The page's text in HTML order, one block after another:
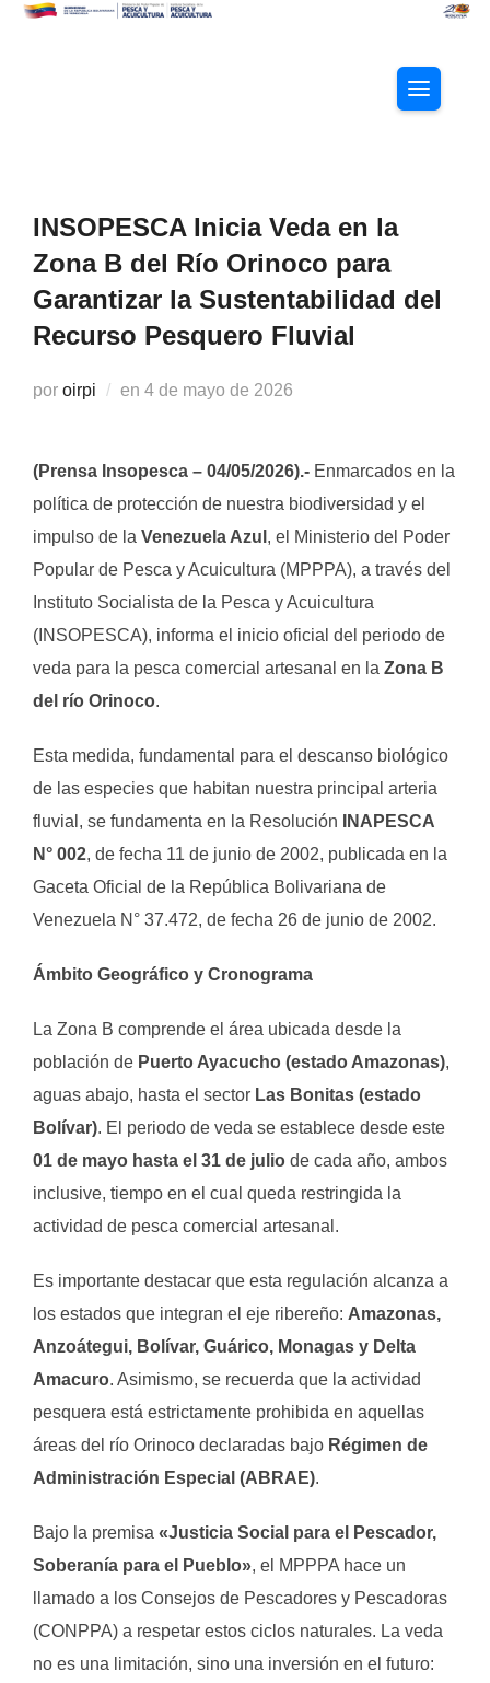
Saltar
INSOPESCA Inicia Veda en la
Zona B del Río Orinoco para
Garantizar la Sustentabilidad del
Recurso Pesquero Fluvial
por oirpi en Publicado
4 de mayo de 2026
(Prensa Insopesca – 04/05/2026).- Enmarcados en la
política de protección de nuestra biodiversidad y el
impulso de la Venezuela Azul , el Ministerio del Poder
Popular de Pesca y Acuicultura (MPPPA), a través del
Instituto Socialista de la Pesca y Acuicultura
(INSOPESCA), informa el inicio oficial del periodo de
veda para la pesca comercial artesanal en la Zona B
del río Orinoco.
Esta medida, fundamental para el descanso biológico
de las especies que habitan nuestra principal arteria
fluvial, se fundamenta en la Resolución INAPESCA
N° 002, de fecha 11 de junio de 2002, publicada en la
Gaceta Oficial de la República Bolivariana de
Venezuela N° 37.472, de fecha 26 de junio de 2002.
Ámbito Geográfico y Cronograma
La Zona B comprende el área ubicada desde la
población de Puerto Ayacucho (estado Amazonas),
aguas abajo, hasta el sector Las Bonitas (estado
Bolívar). El periodo de veda se establece desde este
01 de mayo hasta el 31 de julio de cada año, ambos
inclusive, tiempo en el cual queda restringida la
actividad de pesca comercial artesanal.
Es importante destacar que esta regulación alcanza a
los estados que integran el eje ribereño: Amazonas,
Anzoátegui, Bolívar, Guárico, Monagas y Delta
Amacuro. Asimismo, se recuerda que la actividad
pesquera está estrictamente prohibida en aquellas
áreas del río Orinoco declaradas bajo Régimen de
Administración Especial (ABRAE).
Bajo la premisa «Justicia Social para el Pescador,
Soberanía para el Pueblo», el MPPPA hace un
llamado a los Consejos de Pescadores y Pescadoras
(CONPPA) a respetar estos ciclos naturales. La veda
no es una limitación, sino una inversión en el futuro: